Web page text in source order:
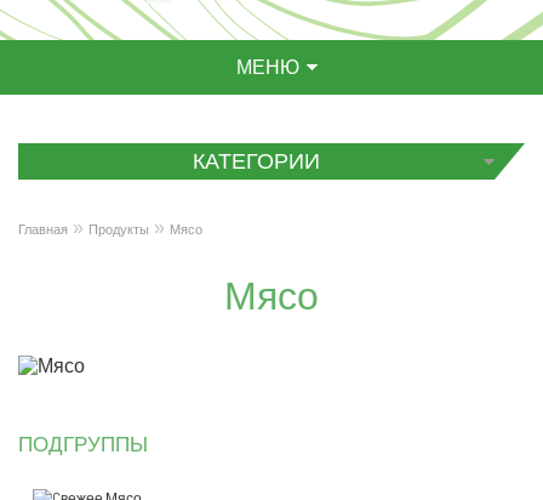
МЕНЮ
КАТЕГОРИИ
Главная » Продукты » Мясо
Мясо
ПОДГРУППЫ